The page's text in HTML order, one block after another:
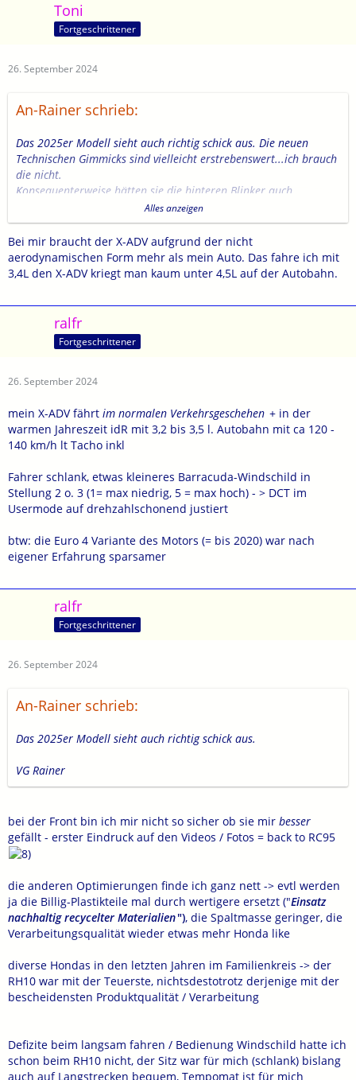
Toni
Fortgeschrittener
26. September 2024
An-Rainer schrieb:
Das 2025er Modell sieht auch richtig schick aus. Die neuen
Technischen Gimmicks sind vielleicht erstrebenswert...ich brauch
die nicht.
Konsequenterweise hätten sie die hinteren Blinker auch
versuchen können die zu integrieren.
Gut gefällt mir die "aufgeräumte" linke Lenkarmatur und die
roten Ziernähte der Sitzbank.
GELB...ich dachte zuerst Naja/ aber je länger man sichs
anschaut...doch, hätte ich auch genommen.
Viel Wert wurde wohl auf Nachhaltigkeit gelegt. Aber das bin ich
seit Kauf weil sie 3/4 weniger verbraucht als der PKw.
VG Rainer
Alles anzeigen
Bei mir braucht der X-ADV aufgrund der nicht
aerodynamischen Form mehr als mein Auto. Das fahre ich mit
3,4L den X-ADV kriegt man kaum unter 4,5L auf der Autobahn.
ralfr
Fortgeschrittener
26. September 2024
mein X-ADV fährt im normalen Verkehrsgeschehen + in der
warmen Jahreszeit idR mit 3,2 bis 3,5 l. Autobahn mit ca 120 -
140 km/h lt Tacho inkl
Fahrer schlank, etwas kleineres Barracuda-Windschild in
Stellung 2 o. 3 (1= max niedrig, 5 = max hoch) - > DCT im
Usermode auf drehzahlschonend justiert
btw: die Euro 4 Variante des Motors (= bis 2020) war nach
eigener Erfahrung sparsamer
ralfr
Fortgeschrittener
26. September 2024
An-Rainer schrieb:
Das 2025er Modell sieht auch richtig schick aus.
VG Rainer
bei der Front bin ich mir nicht so sicher ob sie mir besser
gefällt - erster Eindruck auf den Videos / Fotos = back to RC95
die anderen Optimierungen finde ich ganz nett -> evtl werden
ja die Billig-Plastikteile mal durch wertigere ersetzt ("Einsatz
nachhaltig recycelter Materialien"), die Spaltmasse geringer, die
Verarbeitungsqualität wieder etwas mehr Honda like
diverse Hondas in den letzten Jahren im Familienkreis -> der
RH10 war mit der Teuerste, nichtsdestotrotz derjenige mit der
bescheidensten Produktqualität / Verarbeitung
Defizite beim langsam fahren / Bedienung Windschild hatte ich
schon beim RH10 nicht, der Sitz war für mich (schlank) bislang
auch auf Langstrecken bequem, Tempomat ist für mich